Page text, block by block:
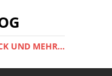
UND MEHR...